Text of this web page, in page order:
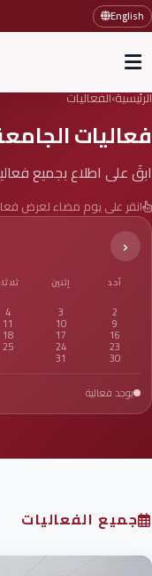
English
الرئيسية›الفعاليات
فعاليات
ابقَ على اطلاع بجميع
انقر على يوم مضاء لعرض
‹
أحد إثنين
2
3
4
9
10
11
16
17
18
23
24
25
30
31
يوجد فعالية
جميع الفعاليات